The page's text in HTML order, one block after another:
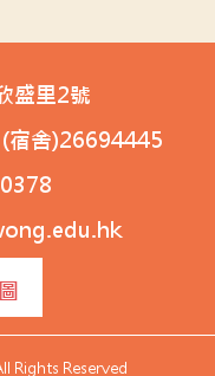
盛里2號
宿舍)26694445
Rights Reserved